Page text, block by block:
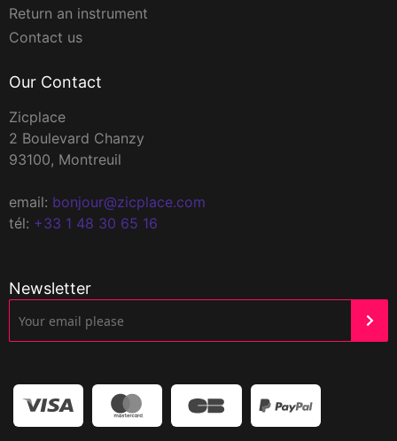
Return an instrument
Contact us
Our Contact
Zicplace
2 Boulevard Chanzy
93100, Montreuil
email: bonjour@zicplace.com
tél: +33 1 48 30 65 16
Newsletter